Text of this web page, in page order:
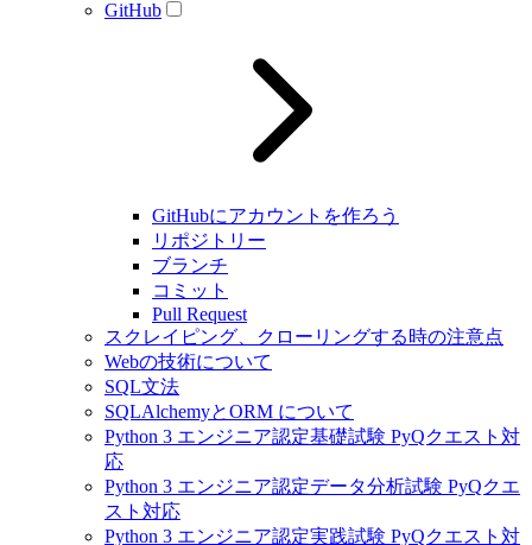
GitHub
GitHubにアカウントを作ろう
リポジトリー
ブランチ
コミット
Pull Request
スクレイピング、クローリングする時の注意点
Webの技術について
SQL文法
SQLAlchemyとORM について
Python 3 エンジニア認定基礎試験 PyQクエスト対
応
Python 3 エンジニア認定データ分析試験 PyQクエ
スト対応
Python 3 エンジニア認定実践試験 PyQクエスト対